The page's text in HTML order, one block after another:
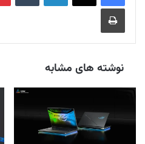
چاپ
نوشته های مشابه